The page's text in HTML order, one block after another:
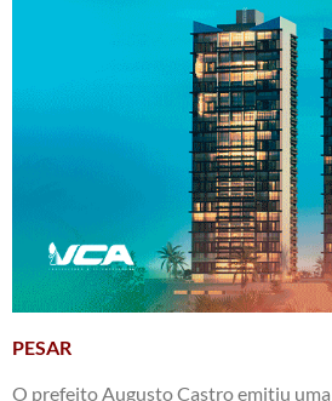
PESAR
O prefeito Augusto Castro emitiu uma